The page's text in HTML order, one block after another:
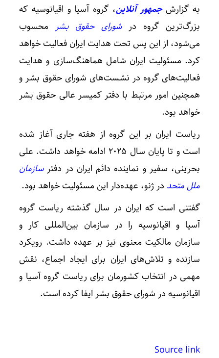
به گزارشجمهور آنلاین، گروه آسیا و اقیانوسیه که
بزرگ‌ترین گروه درشورای حقوق بشر محسوب
می‌شود، از این پس تحت هدایت ایران فعالیت خواهد
کرد. مسئولیت ایران شامل هماهنگ‌سازی و هدایت
فعالیت‌های گروه در نشست‌های شورای حقوق بشر و
همچنین امور مرتبط با دفتر کمیسر عالی حقوق بشر
خواهد بود.
ریاست ایران بر این گروه از هفته جاری آغاز شده
است و تا پایان سال ۲۰۲۵ ادامه خواهد داشت. علی
بحرینی، سفیر و نماینده دائم ایران در دفترسازمان
ملل متحد در ژنو، عهده‌دار این مسئولیت خواهد بود.
گفتنی است که ایران در سال گذشته ریاست گروه
آسیا و اقیانوسیه را در سازمان بین‌المللی کار و
سازمان مالکیت معنوی نیز بر عهده داشت. رویکرد
سازنده و تلاش‌های ایران برای ایجاد اجماع، نقش
مهمی در انتخاب کشورمان برای ریاست گروه آسیا و
اقیانوسیه در شورای حقوق بشر ایفا کرده است.
Source link